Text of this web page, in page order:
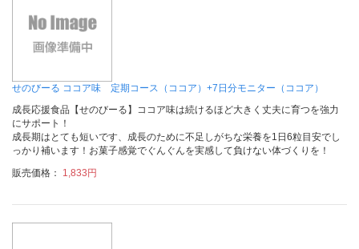
せのびーる ココア味 定期コース（ココア）+7日分モニター（ココア）
成長応援食品【せのびーる】ココア味は続けるほど大きく丈夫に育つを強力
にサポート！
成長期はとても短いです、成長のために不足しがちな栄養を1日6粒目安でし
っかり補います！お菓子感覚でぐんぐんを実感して負けない体づくりを！
販売価格： 1,833円